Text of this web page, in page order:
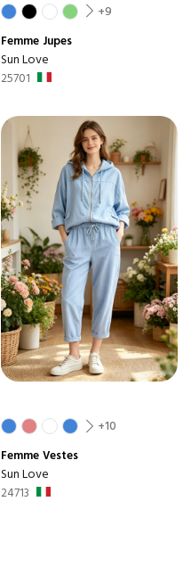
+9
Femme Jupes
Sun Love
25701
+10
FemmeVestes
Sun Love
24713